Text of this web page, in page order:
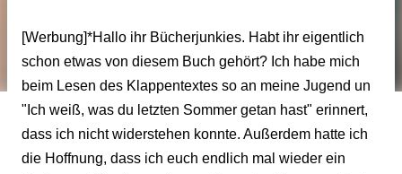
[Werbung]*Hallo ihr Bücherjunkies. Habt ihr eigentlich
schon etwas von diesem Buch gehört? Ich habe mich
beim Lesen des Klappentextes so an meine Jugend un
"Ich weiß, was du letzten Sommer getan hast" erinnert,
dass ich nicht widerstehen konnte. Außerdem hatte ich
die Hoffnung, dass ich euch endlich mal wieder ein